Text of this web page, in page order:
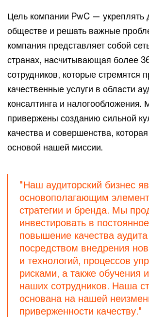
Цель компании PwC — укреплять
обществе и решать важные
компания представляет собой
странах, насчитывающая более
сотрудников, которые стремятся
качественные услуги в области
консалтинга и налогообложения.
привержены созданию сильной
качества и совершенства,
основой нашей миссии.
"Наш аудиторский бизнес
основополагающим
стратегии и бренда. Мы
инвестировать в постоянное
повышение качества аудита
посредством внедрения
и технологий, процессов
рисками, а также обучения
наших сотрудников. Наша
основана на нашей
приверженности качеству."